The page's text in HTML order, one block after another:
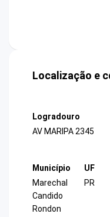
Localização e
Logradouro
AV MARIPA 2345
Município
Marechal
Candido
Rondon
UF
PR